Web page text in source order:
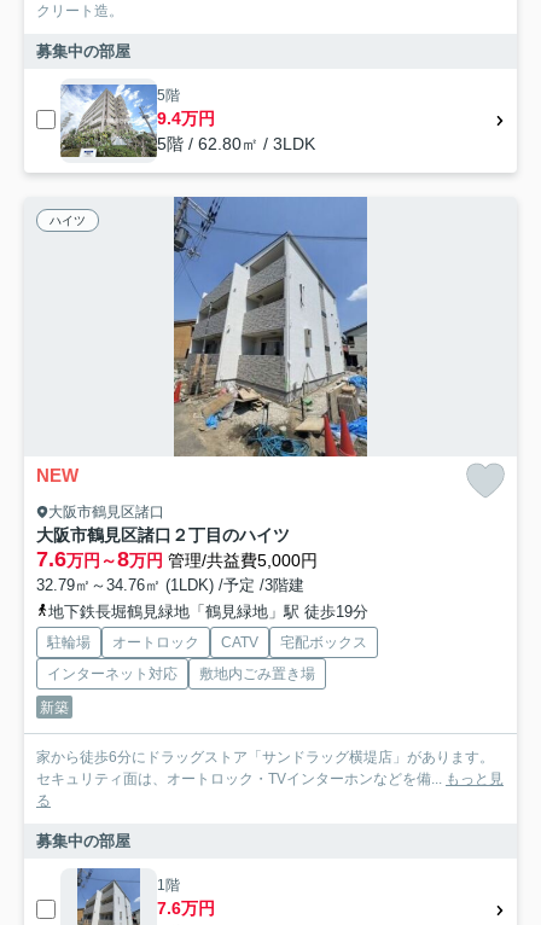
クリート造。
募集中の部屋
5階
9.4万円
5階 / 62.80㎡ / 3LDK
ハイツ
NEW
大阪市鶴見区諸口
大阪市鶴見区諸口２丁目のハイツ
7.6万円～8万円 管理/共益費5,000円
32.79㎡～34.76㎡ (1LDK) /予定 /3階建
地下鉄長堀鶴見緑地「鶴見緑地」駅 徒歩19分
駐輪場 オートロック CATV
宅配ボックス
インターネット対応
敷地内ごみ置き場
新築
家から徒歩6分にドラッグストア「サンドラッグ横堤店」があります。
セキュリティ面は、オートロック・TVインターホンなどを備...
もっと見
る
募集中の部屋
1階
7.6万円